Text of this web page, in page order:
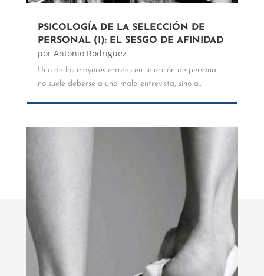
PSICOLOGÍA DE LA SELECCIÓN DE
PERSONAL (I): EL SESGO DE AFINIDAD
por Antonio Rodríguez
Uno de los mayores errores en selección de personal
no suele deberse a una mala entrevista, sino a...